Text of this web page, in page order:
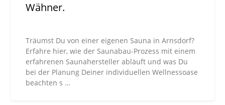
Wähner.
Träumst Du von einer eigenen Sauna in Arnsdorf?
Erfahre hier, wie der Saunabau-Prozess mit einem
erfahrenen Saunahersteller abläuft und was Du
bei der Planung Deiner individuellen Wellnessoase
beachten s …